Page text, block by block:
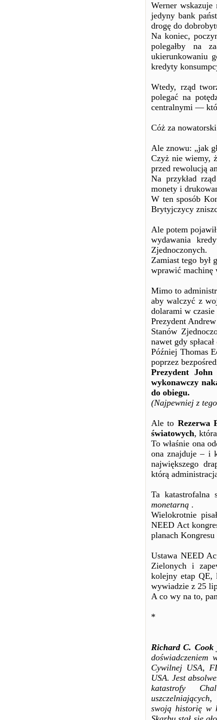
Werner wskazuje
jedyny bank
drogę do
Na koniec,
polegałby na
ukierunkowaniu
kredyty
Wtedy, rząd
polegać na
centralnymi —
Cóż za
Ale znowu: „jak
Czyż nie wiemy,
przed rewolucją
Na przykład
monety i
W ten sposób
Brytyjczycy
Ale potem
wydawania
Zjednoczonych.
Zamiast tego był
wprawić machinę
Mimo to
aby walczyć z
dolarami w
Prezydent
Stanów
nawet gdy
Później Thomas
poprzez
Prezydent
wykonawczy
do obiegu.
(Najpewniej z
Ale to Rezerwa
światowych,
To właśnie ona
ona znajduje – i
największego
którą
Ta katastrofalna
monetarną .
Wielokrotnie
NEED Act
planach
Ustawa NEED
Zielonych i
kolejny etap QE,
wywiadzie z 25
A co wy na to,
*
Richard C. Cook
doświadczeniem
Cywilnej USA,
USA. Jest
katastrofy
swoją historię w